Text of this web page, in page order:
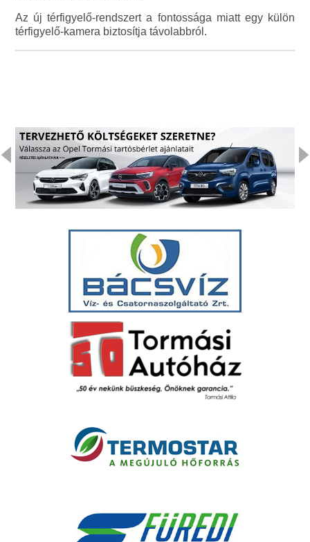
Az új térfigyelő-rendszert a fontossága miatt egy külön
térfigyelő-kamera biztosítja távolabbról.